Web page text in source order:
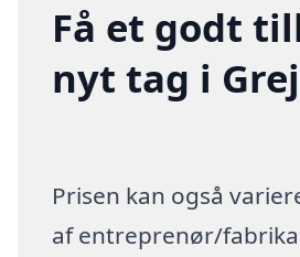
Få et godt
nyt tag i
Prisen kan også
af entreprenør/